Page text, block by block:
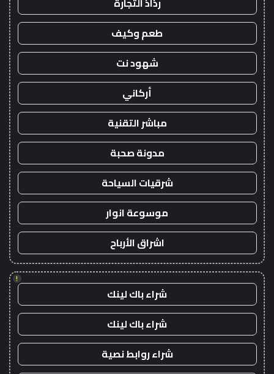
طعم وكيف
شهود نت
أركاني
مباشر التقنية
مدونة صحبة
شرقيات السياحة
موسوعة انوار
اشراق الأرباح
!
شراء باك لينك
شراء باك لينك
شراء روابط نصية